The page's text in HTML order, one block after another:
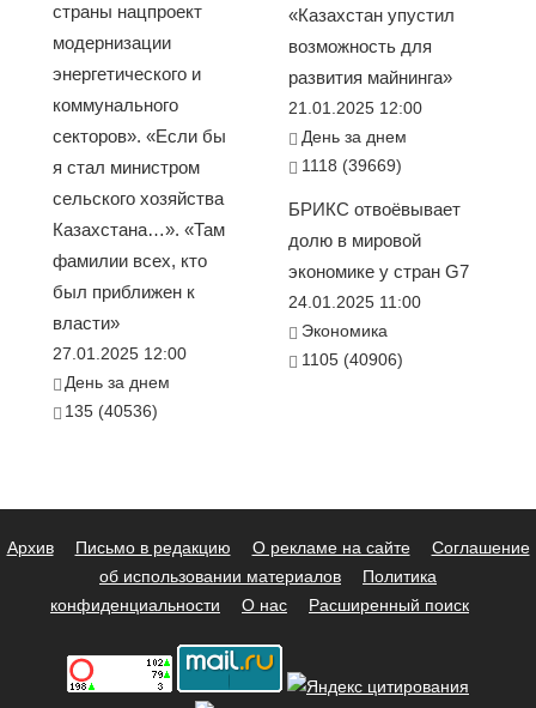
страны нацпроект
модернизации
энергетического и
коммунального
секторов». «Если бы
я стал министром
сельского хозяйства
Казахстана…». «Там
фамилии всех, кто
был приближен к
власти»
27.01.2025 12:00
День за днем
135 (40536)
«Казахстан упустил
возможность для
развития майнинга»
21.01.2025 12:00
День за днем
1118 (39669)
БРИКС отвоёвывает
долю в мировой
экономике у стран G7
24.01.2025 11:00
Экономика
1105 (40906)
Архив Письмо в редакцию О рекламе на сайте
Соглашение
об использовании материалов
Политика
конфиденциальности
О нас Расширенный поиск